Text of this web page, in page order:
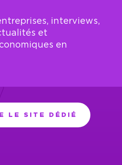
interviews,
et
en
LE SITE DÉDIÉ